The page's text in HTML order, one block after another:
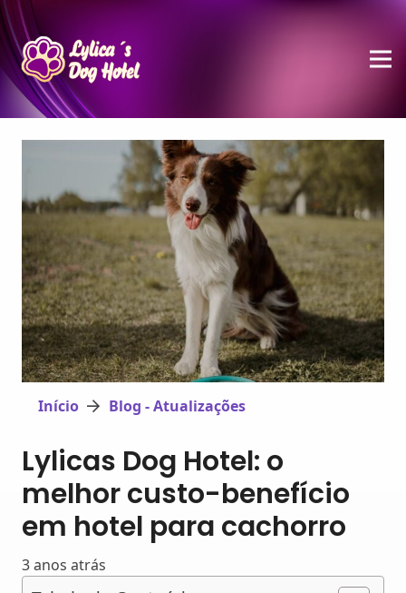
Início Blog - Atualizações
Lylicas Dog Hotel: o
melhor custo-benefício
em hotel para cachorro
3 anos atrás